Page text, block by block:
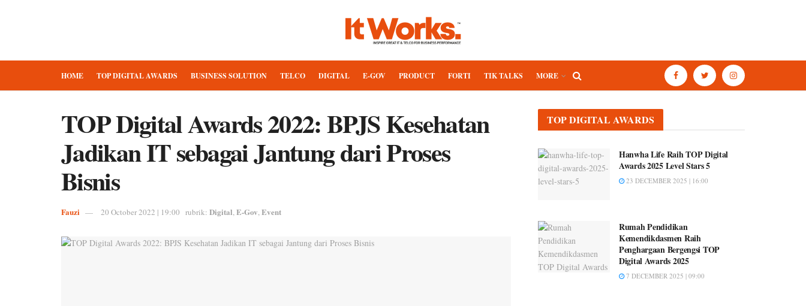
HOME TOP DIGITAL AWARDS BUSINESS SOLUTION TELCO DIGITAL E-GOV PRODUCT FORTI TIK TALKS MORE
TOP Digital Awards 2022: BPJS Kesehatan
Jadikan IT sebagai Jantung dari Proses
Bisnis
Fauzi 20 October 2022 | 19:00 rubrik: Digital,E-Gov,Event
TOP DIGITAL AWARDS
Hanwha Life Raih TOP Digital
Awards 2025 Level Stars 5
23 DECEMBER 2025 | 16:00
Rumah Pendidikan
Kemendikdasmen Raih
Penghargaan Bergengsi TOP
Digital Awards 2025
7 DECEMBER 2025 | 09:00